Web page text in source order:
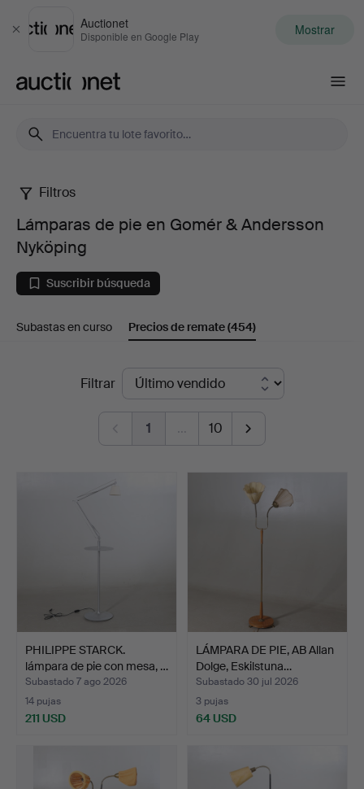
Cerrar
Auctionet
Disponible en Google Play Mostrar
Lámparas
de
pie
en
Andersson
Nyköping
Filtros
Lámparas de pie en Gomér & Andersson
Nyköping
Suscribir búsqueda
Subastas en curso Precios de remate(454)
Filtrar
1 … 10
PHILIPPE STARCK.
lámpara de pie con mesa, …
Subastado 7 ago 2026
14 pujas
211 USD
LÁMPARA DE PIE, AB Allan
Dolge, Eskilstuna…
Subastado 30 jul 2026
3 pujas
64 USD